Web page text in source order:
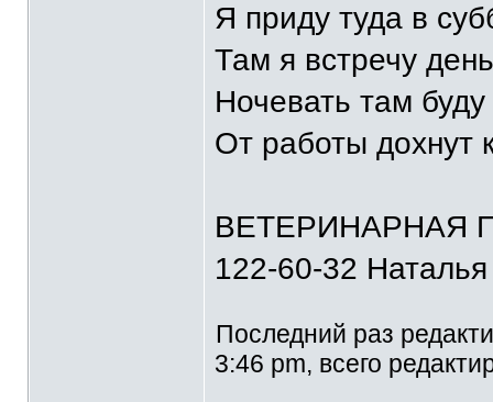
Я приду туда в
Там я встречу
Ночевать там буду
От работы
ВЕТЕРИНАРНАЯ
122-60-32 Наталья
Последний раз
3:46 pm, всего